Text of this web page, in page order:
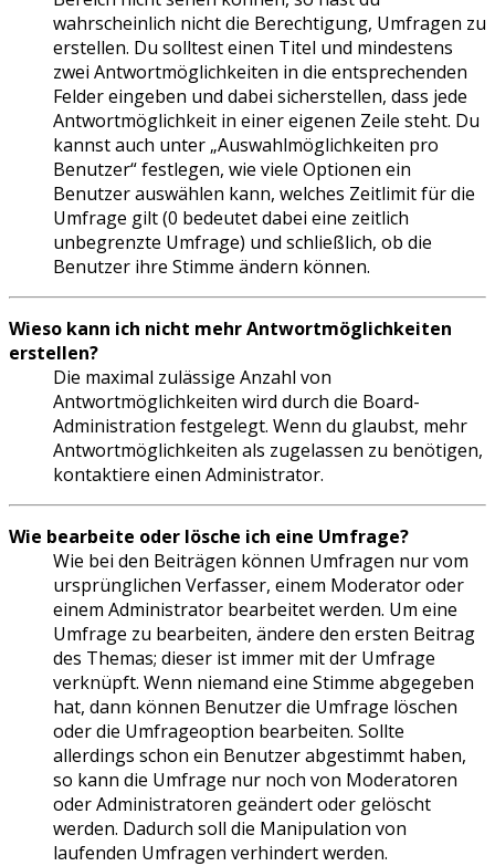
wahrscheinlich nicht die Berechtigung, Umfragen zu
erstellen. Du solltest einen Titel und mindestens
zwei Antwortmöglichkeiten in die entsprechenden
Felder eingeben und dabei sicherstellen, dass jede
Antwortmöglichkeit in einer eigenen Zeile steht. Du
kannst auch unter „Auswahlmöglichkeiten pro
Benutzer“ festlegen, wie viele Optionen ein
Benutzer auswählen kann, welches Zeitlimit für die
Umfrage gilt (0 bedeutet dabei eine zeitlich
unbegrenzte Umfrage) und schließlich, ob die
Benutzer ihre Stimme ändern können.
Wieso kann ich nicht mehr Antwortmöglichkeiten
erstellen?
Die maximal zulässige Anzahl von
Antwortmöglichkeiten wird durch die Board-
Administration festgelegt. Wenn du glaubst, mehr
Antwortmöglichkeiten als zugelassen zu benötigen,
kontaktiere einen Administrator.
Wie bearbeite oder lösche ich eine Umfrage?
Wie bei den Beiträgen können Umfragen nur vom
ursprünglichen Verfasser, einem Moderator oder
einem Administrator bearbeitet werden. Um eine
Umfrage zu bearbeiten, ändere den ersten Beitrag
des Themas; dieser ist immer mit der Umfrage
verknüpft. Wenn niemand eine Stimme abgegeben
hat, dann können Benutzer die Umfrage löschen
oder die Umfrageoption bearbeiten. Sollte
allerdings schon ein Benutzer abgestimmt haben,
so kann die Umfrage nur noch von Moderatoren
oder Administratoren geändert oder gelöscht
werden. Dadurch soll die Manipulation von
laufenden Umfragen verhindert werden.